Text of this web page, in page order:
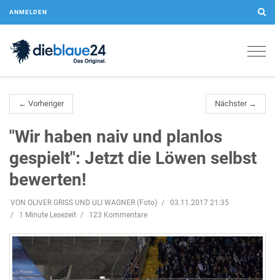
ANMELDEN
← Vorheriger Nächster →
"Wir haben naiv und planlos
gespielt": Jetzt die Löwen selbst
bewerten!
VON OLIVER GRISS UND ULI WAGNER (Foto)
03.11.2017 21:35
1 Minute Lesezeit
123 Kommentare